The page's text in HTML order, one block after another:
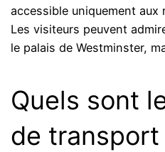
accessible uniquement aux
Les visiteurs peuvent
le palais de Westminster,
Quels sont
de